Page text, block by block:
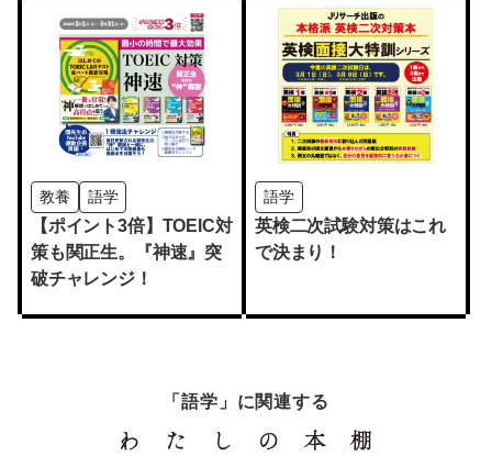
策まで
教養 語学
【ポイント3倍】TOEIC対
策も関正生。『神速』突
破チャレンジ！
語学
英検二次試験対策はこれ
で決まり！
「語学」に関連する